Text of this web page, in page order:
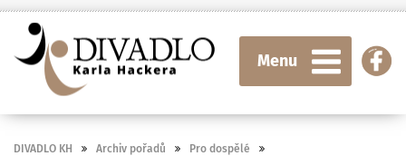
Menu
DIVADLO KH Archiv pořadů
Pro dospělé